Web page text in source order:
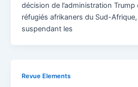
décision de l’administration Trump
réfugiés afrikaners du Sud-
suspendant les
Revue Elements